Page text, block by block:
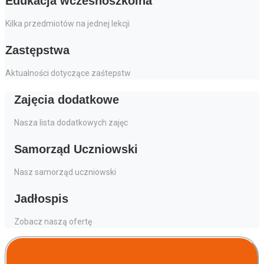
Kilka przedmiotów na jednej lekcji
Zastępstwa
Aktualności dotyczące zaśtepstw
Zajęcia dodatkowe
Nasza lista dodatkowych zajęc
Samorząd Uczniowski
Nasz samorząd uczniowski
Jadłospis
Zobacz naszą ofertę